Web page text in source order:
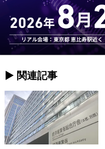
► 関連記事